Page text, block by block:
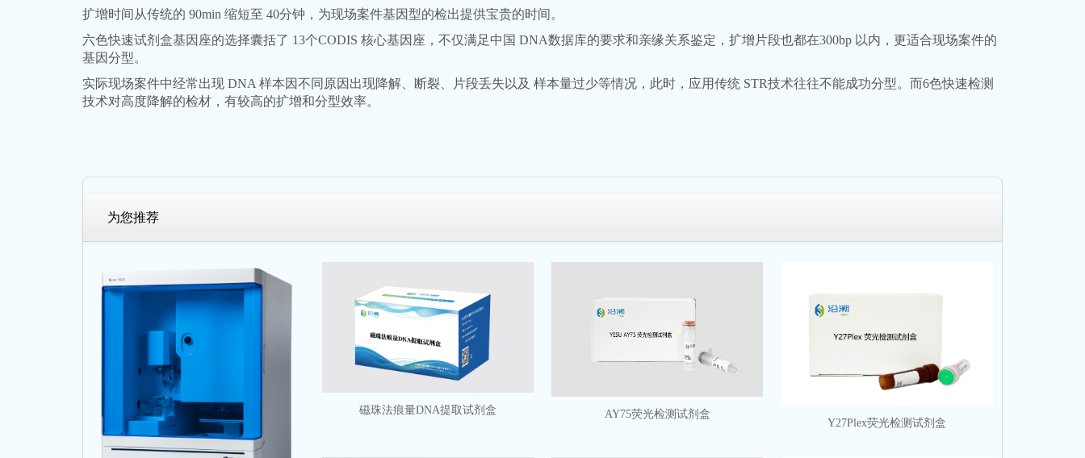
扩增时间从传统的 90min 缩短至 40分钟，为现场案件基因型的检出提供宝贵的时间。
六色快速试剂盒基因座的选择囊括了 13个CODIS 核心基因座，不仅满足中国 DNA数据库的要求和亲缘关系鉴定，扩增片段也都在300bp 以内，更适合现场案件的
基因分型。
实际现场案件中经常出现 DNA 样本因不同原因出现降解、断裂、片段丢失以及 样本量过少等情况，此时，应用传统 STR技术往往不能成功分型。而6色快速检测
技术对高度降解的检材，有较高的扩增和分型效率。
为您推荐
磁珠法痕量DNA提取试剂盒 AY75荧光检测试剂盒
Y27Plex荧光检测试剂盒